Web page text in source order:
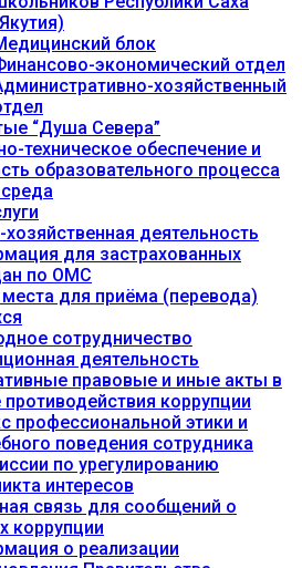
блок
экономический отдел
хозяйственный
“Душа Севера”
техническое обеспечение и
образовательного процесса
деятельность
для застрахованных
по ОМС
для приёма (перевода)
сотрудничество
деятельность
правовые и иные акты в
коррупции
профессиональной этики и
поведения сотрудника
по урегулированию
интересов
связь для сообщений о
коррупции
о реализации